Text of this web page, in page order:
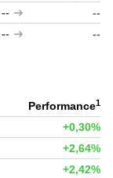
--
--
-- --
Performance1
+0,30%
+2,64%
+2,42%